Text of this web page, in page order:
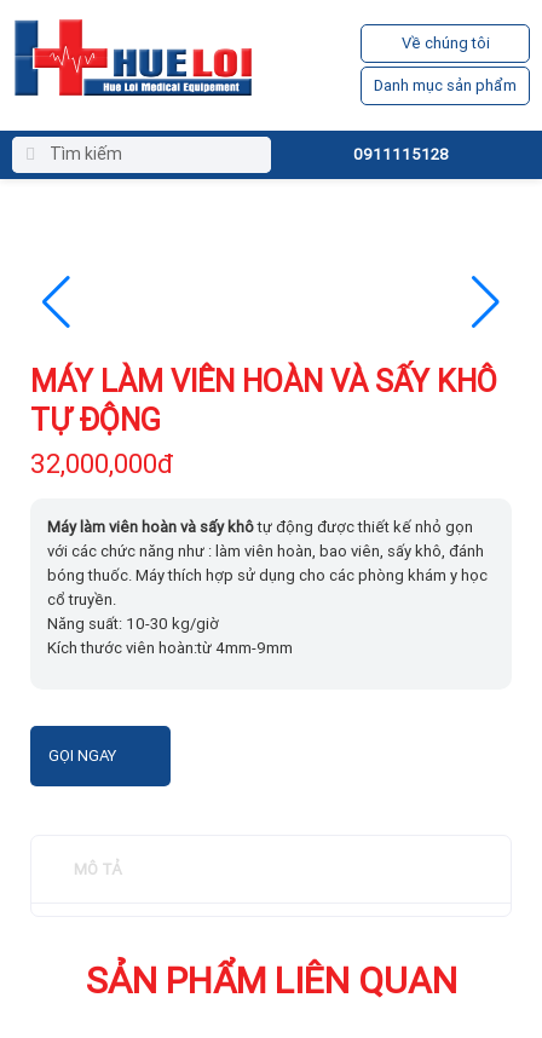
Về chúng tôi
Danh mục sản phẩm
0911115128
MÁY LÀM VIÊN HOÀN VÀ SẤY KHÔ
TỰ ĐỘNG
32,000,000đ
Máy làm viên hoàn và sấy khôtự động được thiết kế nhỏ gọn
với các chức năng như : làm viên hoàn, bao viên, sấy khô, đánh
bóng thuốc. Máy thích hợp sử dụng cho các phòng khám y học
cổ truyền.
Năng suất: 10-30 kg/giờ
Kích thước viên hoàn:từ 4mm-9mm
GỌI NGAY
MÔ TẢ
SẢN PHẨM LIÊN QUAN